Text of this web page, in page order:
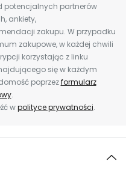
potencjalnych partnerów
ankiety,
zakupu. W przypadku
zakupowe, w każdej chwili
korzystając z linku
się w każdym
poprzezformularz
.
wpolityce prywatności.